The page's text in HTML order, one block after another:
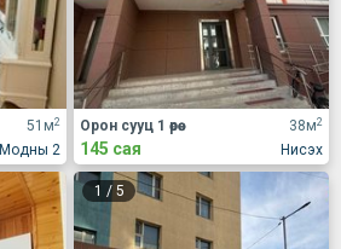
51м2
Модны 2
38м2
Нисэх
Орон сууц 1 өрөө
145 сая
1 / 5